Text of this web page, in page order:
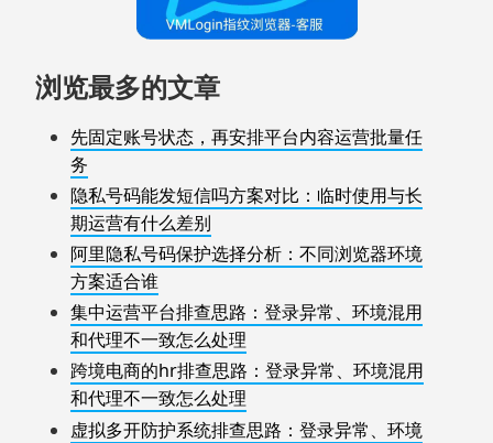
浏览最多的文章
先固定账号状态，再安排平台内容运营批量任
务
隐私号码能发短信吗方案对比：临时使用与长
期运营有什么差别
阿里隐私号码保护选择分析：不同浏览器环境
方案适合谁
集中运营平台排查思路：登录异常、环境混用
和代理不一致怎么处理
跨境电商的hr排查思路：登录异常、环境混用
和代理不一致怎么处理
虚拟多开防护系统排查思路：登录异常、环境